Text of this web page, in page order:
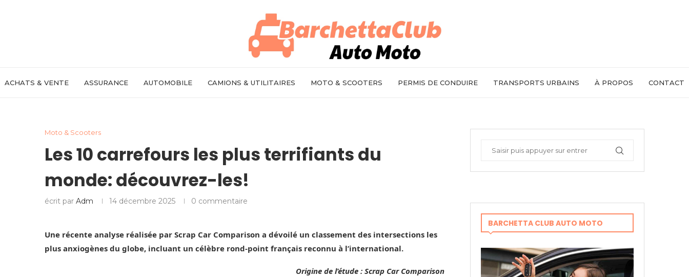
ACHATS & VENTE ASSURANCE AUTOMOBILE CAMIONS & UTILITAIRES MOTO & SCOOTERS PERMIS DE CONDUIRE TRANSPORTS URBAINS À PROPOS CONTACT
Moto & Scooters
Les 10 carrefours les plus terrifiants du
monde: découvrez-les!
écrit par Adm 14 décembre 2025 0 commentaire
Une récente analyse réalisée par Scrap Car Comparison a dévoilé un classement des intersections les
plus anxiogènes du globe, incluant un célèbre rond-point français reconnu à l’international.
Origine de l’étude : Scrap Car Comparison
BARCHETTA CLUB AUTO MOTO